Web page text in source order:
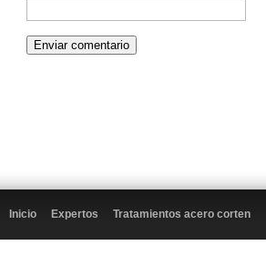
Inicio Expertos Tratamientos acero corten